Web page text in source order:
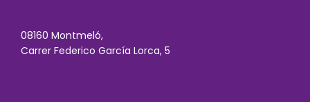
08160 Montmeló,
Carrer Federico García Lorca, 5